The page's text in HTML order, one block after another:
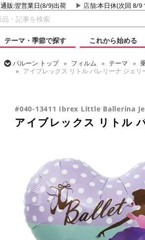
通販:翌営業日(8/9)出荷 店舗:本日休(次回 8/9
テーマ・季節で探す
これから始める
バルーン トップ フィルム テーマ
アイブレックス リトル バレリーナ ジェリ
#040-13411 Ibrex Little Ballerina
アイブレックス リトル